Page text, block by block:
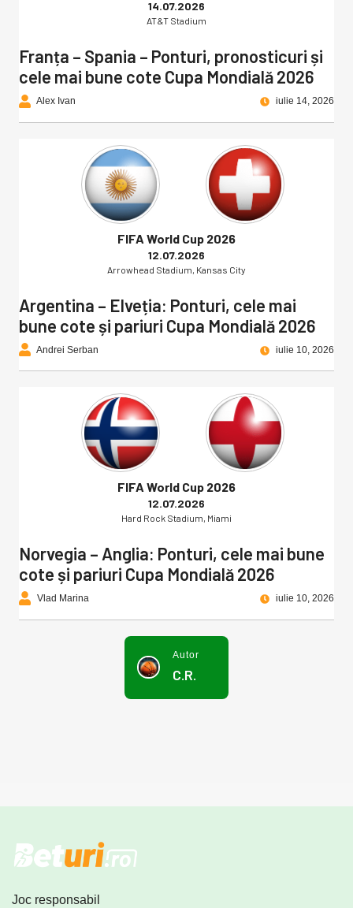
14.07.2026
AT&T Stadium
Franța – Spania – Ponturi, pronosticuri și
cele mai bune cote Cupa Mondială 2026
Alex Ivan iulie 14, 2026
FIFA World Cup 2026
12.07.2026
Arrowhead Stadium, Kansas City
Argentina – Elveția: Ponturi, cele mai
bune cote și pariuri Cupa Mondială 2026
Andrei Serban iulie 10, 2026
FIFA World Cup 2026
12.07.2026
Hard Rock Stadium, Miami
Norvegia – Anglia: Ponturi, cele mai bune
cote și pariuri Cupa Mondială 2026
Vlad Marina iulie 10, 2026
Autor
C.R.
Joc responsabil